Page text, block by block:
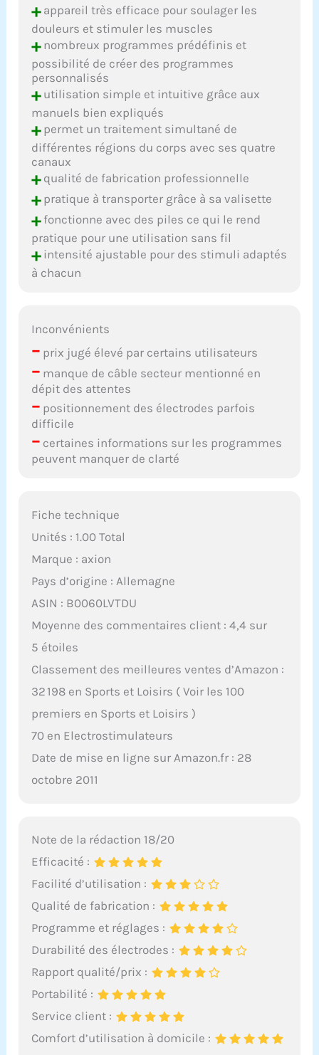
+appareil très efficace pour soulager les
douleurs et stimuler les muscles
+nombreux programmes prédéfinis et
possibilité de créer des programmes
personnalisés
+utilisation simple et intuitive grâce aux
manuels bien expliqués
+permet un traitement simultané de
différentes régions du corps avec ses quatre
canaux
+qualité de fabrication professionnelle
+pratique à transporter grâce à sa valisette
+fonctionne avec des piles ce qui le rend
pratique pour une utilisation sans fil
+intensité ajustable pour des stimuli adaptés
à chacun
Inconvénients
– prix jugé élevé par certains utilisateurs
– manque de câble secteur mentionné en
dépit des attentes
– positionnement des électrodes parfois
difficile
– certaines informations sur les programmes
peuvent manquer de clarté
Fiche technique
Unités : 1.00 Total
Marque : axion
Pays d’origine : Allemagne
ASIN : B0060LVTDU
Moyenne des commentaires client : 4,4 sur
5 étoiles
Classement des meilleures ventes d’Amazon :
32 198 en Sports et Loisirs ( Voir les 100
premiers en Sports et Loisirs )
70 en Electrostimulateurs
Date de mise en ligne sur Amazon.fr : 28
octobre 2011
Note de la rédaction 18/20
Efficacité :
Facilité d’utilisation :
Qualité de fabrication :
Programme et réglages :
Durabilité des électrodes :
Rapport qualité/prix :
Portabilité :
Service client :
Comfort d’utilisation à domicile :